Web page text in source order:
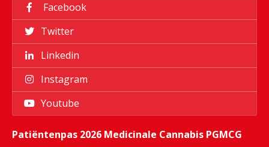
Facebook
Twitter
Linkedin
Instagram
Youtube
Patiëntenpas 2026 Medicinale Cannabis PGMCG